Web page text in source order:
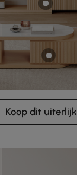
Koop dit uiterlijk